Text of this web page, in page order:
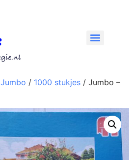
Jumbo / 1000 stukjes / Jumbo –